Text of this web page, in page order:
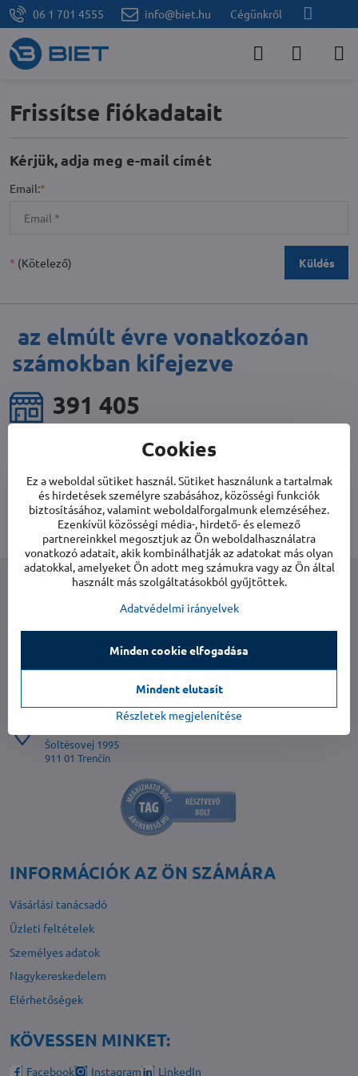
06 1 701 4555 info@biet.hu Cégünkről
Frissítse fiókadatait
Kérjük, adja meg e-mail címét
Email:*
* (Kötelező) Küldés
az elmúlt évre vonatkozóan
számokban kifejezve
401 744
egészséges és tiszta levegőjű háztartások
nedvességtől mentes házak
85 408
mobil légkondicionálók az Ön maximális kényelméért
Šoltésovej 1995
911 01 Trenčín
INFORMÁCIÓK AZ ÖN SZÁMÁRA
Vásárlási tanácsadó
Üzleti feltételek
Személyes adatok
Nagykereskedelem
Elérhetőségek
KÖVESSEN MINKET:
Facebook Instagram LinkedIn
Cookies
Ez a weboldal sütiket használ. Sütiket használunk a tartalmak
és hirdetések személyre szabásához, közösségi funkciók
biztosításához, valamint weboldalforgalmunk elemzéséhez.
Ezenkívül közösségi média-, hirdető- és elemező
partnereinkkel megosztjuk az Ön weboldalhasználatra
vonatkozó adatait, akik kombinálhatják az adatokat más olyan
adatokkal, amelyeket Ön adott meg számukra vagy az Ön által
használt más szolgáltatásokból gyűjtöttek.
Adatvédelmi irányelvek
Részletek megjelenítése
Minden cookie elfogadása
Mindent elutasít